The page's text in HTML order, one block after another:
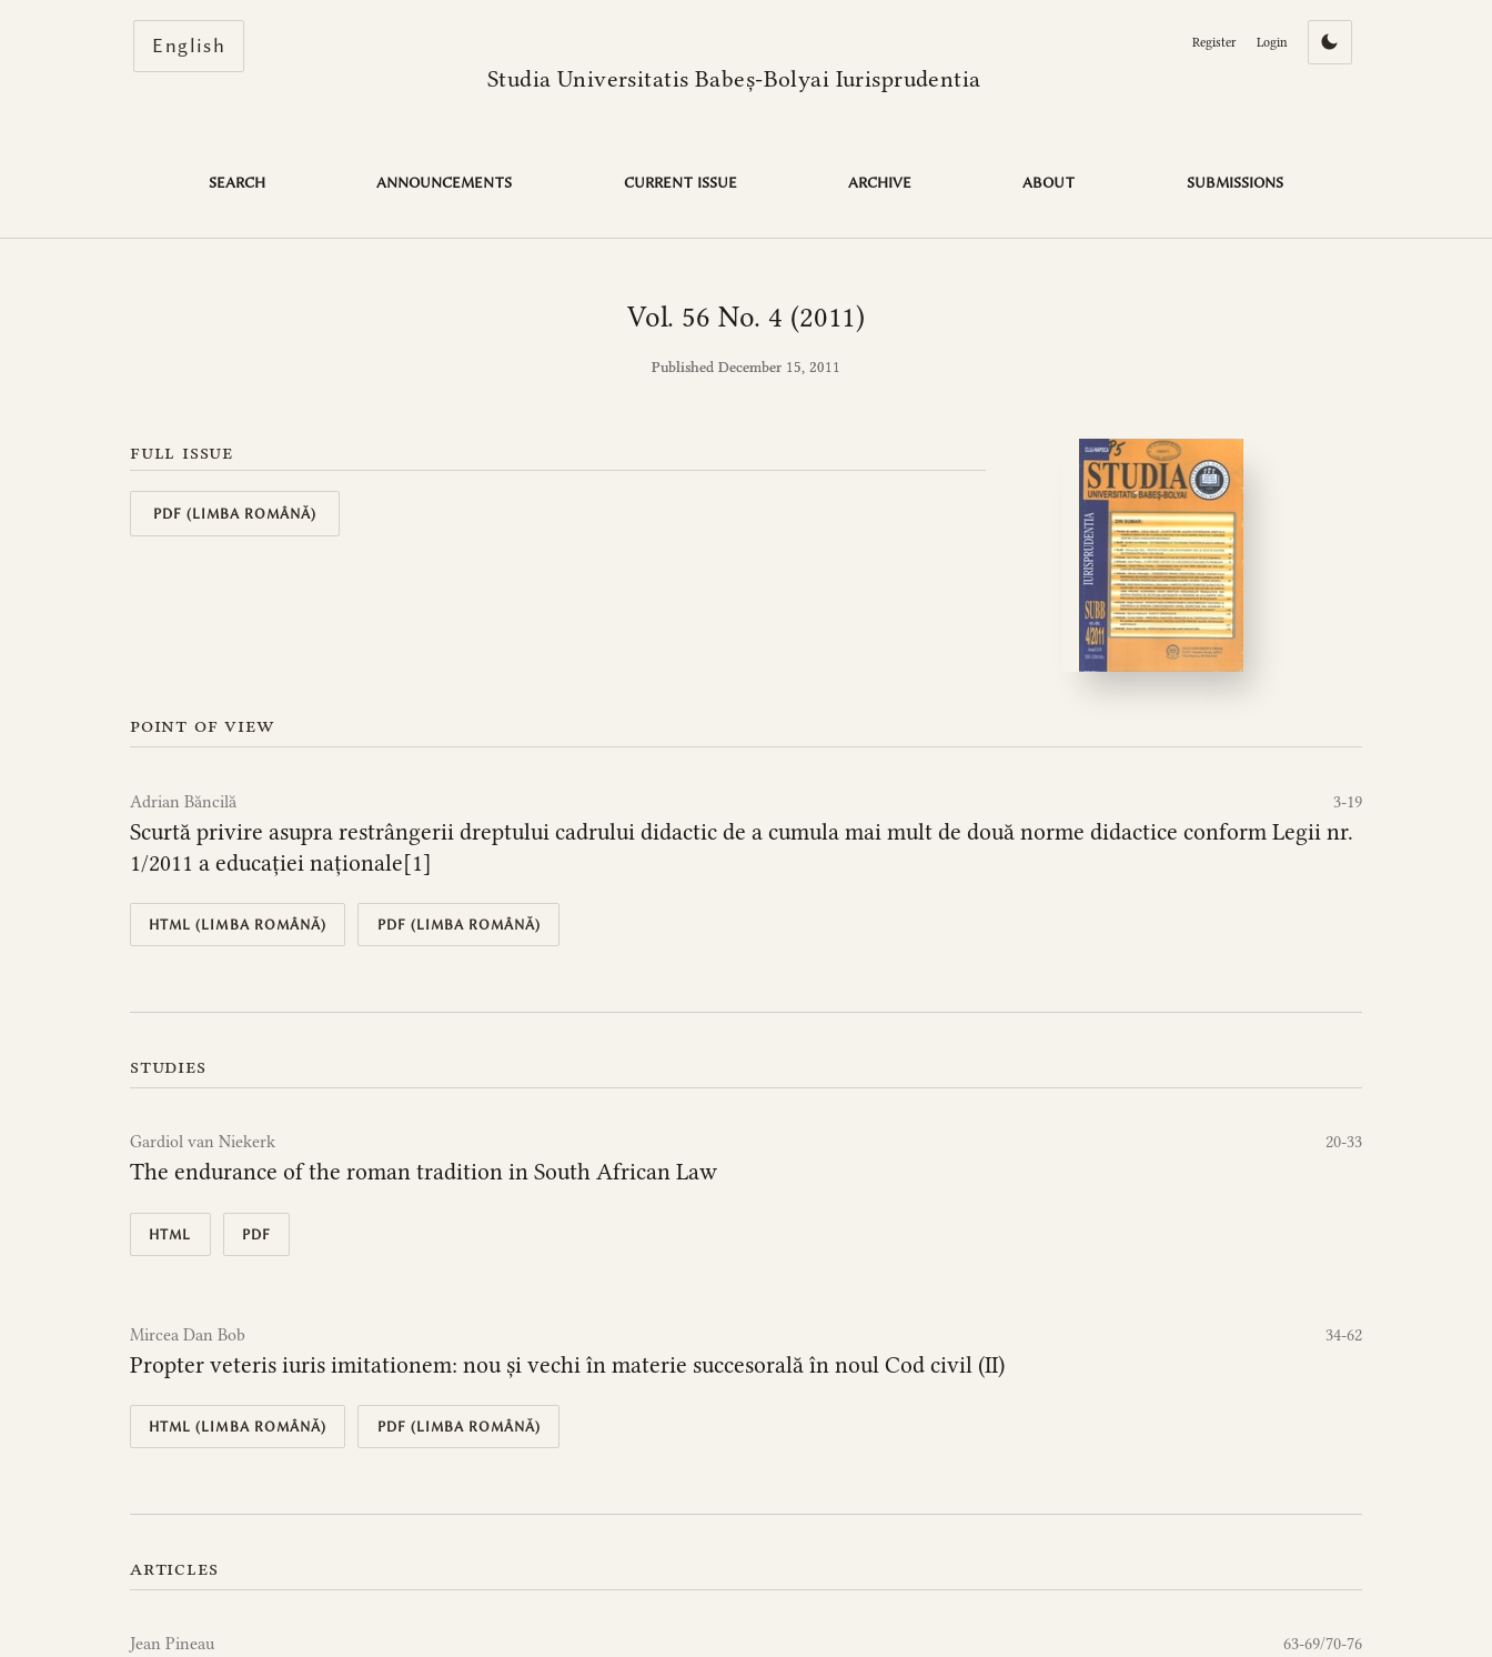
Vol. 56 No. 4 (2011)
Studia Universitatis Babeș-Bolyai Iurisprudentia
SEARCH ANNOUNCEMENTS CURRENT ISSUE ARCHIVE ABOUT SUBMISSIONS
Register Login
Change the language. The current language is:
English
Vol. 56 No. 4 (2011)
Published December 15, 2011
full issue
PDF (LIMBA ROMÂNĂ)
point of view
Adrian Băncilă 3-19
Scurtă privire asupra restrângerii dreptului cadrului didactic de a cumula mai mult de două norme didactice conform Legii nr.
1/2011 a educației naționale[1]
HTML (LIMBA ROMÂNĂ) PDF (LIMBA ROMÂNĂ)
studies
Gardiol van Niekerk 20-33
The endurance of the roman tradition in South African Law
HTML PDF
Mircea Dan Bob 34-62
Propter veteris iuris imitationem: nou și vechi în materie succesorală în noul Cod civil (II)
HTML (LIMBA ROMÂNĂ) PDF (LIMBA ROMÂNĂ)
articles
Jean Pineau 63-69/70-76